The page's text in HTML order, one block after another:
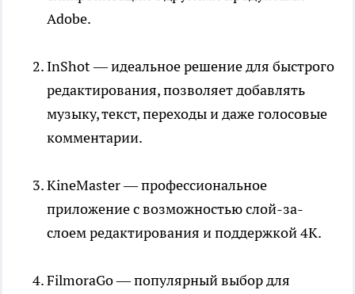
Adobe.
InShot — идеальное решение для быстрого
редактирования, позволяет добавлять
музыку, текст, переходы и даже голосовые
комментарии.
KineMaster — профессиональное
приложение с возможностью слой-за-
слоем редактирования и поддержкой 4K.
FilmoraGo — популярный выбор для